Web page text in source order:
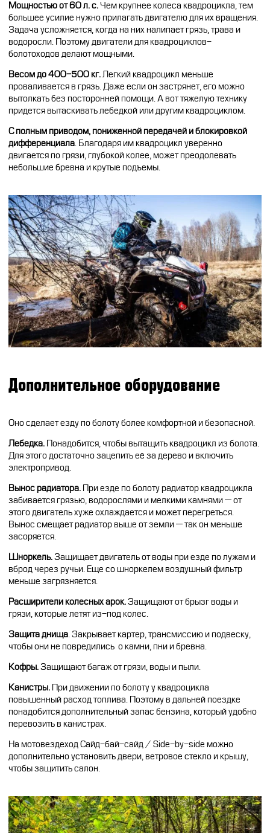
Мощностью от 60 л. с.Чем крупнее колеса квадроцикла, тем
большее усилие нужно прилагать двигателю для их вращения.
Задача усложняется, когда на них налипает грязь, трава и
водоросли. Поэтому двигатели для квадроциклов-
болотоходов делают мощными.
Весом до 400-500 кг.Легкий квадроцикл меньше
проваливается в грязь. Даже если он застрянет, его можно
вытолкать без посторонней помощи. А вот тяжелую технику
придется вытаскивать лебедкой или другим квадроциклом.
С полным приводом, пониженной передачей и блокировкой
дифференциала. Благодаря им квадроцикл уверенно
двигается по грязи, глубокой колее, может преодолевать
небольшие бревна и крутые подъемы.
Дополнительное оборудование
Оно сделает езду по болоту более комфортной и безопасной.
Лебедка. Понадобится, чтобы вытащить квадроцикл из болота.
Для этого достаточно зацепить её за дерево и включить
электропривод.
Вынос радиатора. При езде по болоту радиатор квадроцикла
забивается грязью, водорослями и мелкими камнями — от
этого двигатель хуже охлаждается и может перегреться.
Вынос смещает радиатор выше от земли — так он меньше
засоряется.
Шноркель.Защищает двигатель от воды при езде по лужам и
вброд через ручьи. Еще со шноркелем воздушный фильтр
меньше загрязняется.
Расширители колесных арок.Защищают от брызг воды и
грязи, которые летят из-под колес.
Защита днища. Закрывает картер, трансмиссию и подвеску,
чтобы они не повредились о камни, пни и бревна.
Кофры.Защищают багаж от грязи, воды и пыли.
Канистры. При движении по болоту у квадроцикла
повышенный расход топлива. Поэтому в дальней поездке
понадобится дополнительный запас бензина, который удобно
перевозить в канистрах.
На мотовездеход Сайд-бай-сайд / Side-by-side можно
дополнительно установить двери, ветровое стекло и крышу,
чтобы защитить салон.